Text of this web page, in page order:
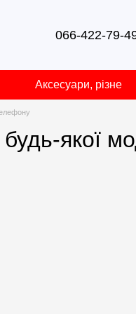
066-422-79-
Аксесуари, різне
якої